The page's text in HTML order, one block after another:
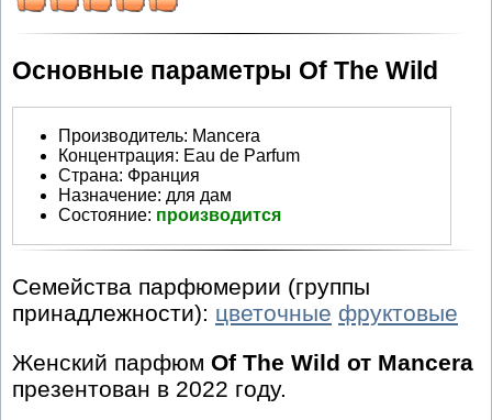
Основные параметры Of The Wild
Производитель: Mancera
Концентрация: Eau de Parfum
Страна: Франция
Назначение: для дам
Состояние: производится
Семейства парфюмерии (группы
принадлежности): цветочные фруктовые
Женский парфюм Of The Wild от Mancera
презентован в 2022 году.